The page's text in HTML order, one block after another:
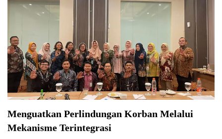
Menguatkan Perlindungan Korban Melalui
Mekanisme Terintegrasi